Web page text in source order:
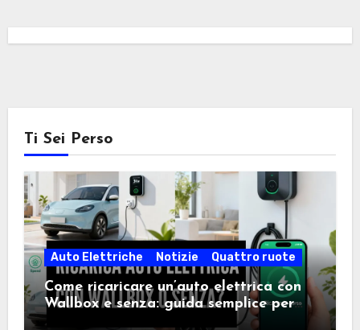
Ti Sei Perso
Auto Elettriche Notizie Quattro ruote
Come ricaricare un’auto elettrica con
Wallbox e senza: guida semplice per
scegliere la soluzione giusta